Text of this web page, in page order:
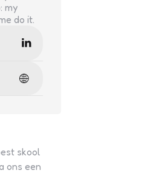
my
do it.
skool
ons een